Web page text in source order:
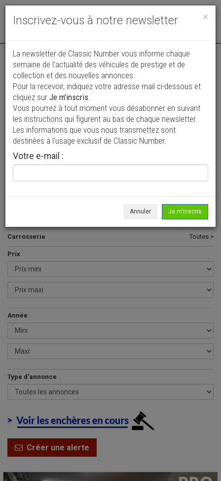
Toggle
Vos annonces vues par
plus de 4 millions de collectionneurs
Ajouter une annonce
> Rechercher un véhicule
Tous >
Carrosserie Toutes >
Prix
Année
Type d'annonce
Créer une alerte
×
Inscrivez-vous à notre newsletter
La newsletter de Classic Number vous informe chaque
semaine de l’actualité des véhicules de prestige et de
collection et des nouvelles annonces.
Pour la recevoir, indiquez votre adresse mail ci-dessous et
cliquez sur Je m'inscris.
Vous pourrez à tout moment vous désabonner en suivant
les instructions qui figurent au bas de chaque newsletter.
Les informations que vous nous transmettez sont
destinées à l’usage exclusif de Classic Number.
Votre e-mail :
Annuler Je m'inscris